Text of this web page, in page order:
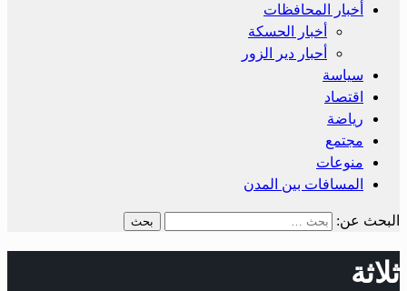
أخبار المحافظات
أخبار الحسكة
أحبار دير الزور
سياسة
اقتصاد
رياضة
مجتمع
منوعات
المسافات بين المدن
البحث عن:
ثلاثة